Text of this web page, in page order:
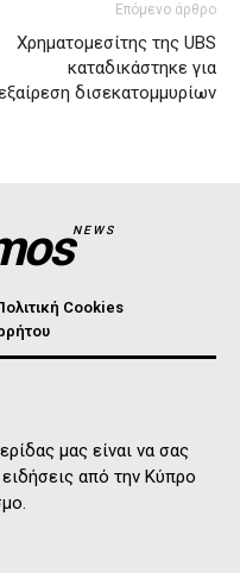
Επόμενο άρθρο
Χρηματομεσίτης της UBS
καταδικάστηκε για
δισεκατομμυρίων
NEWS
Cookies
μας είναι να σας
από την Κύπρο